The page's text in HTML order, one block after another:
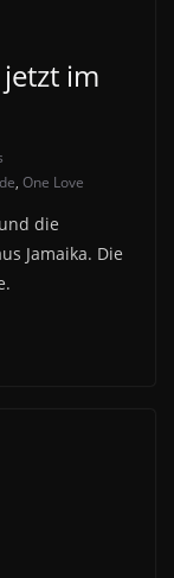
im
, One Love
die
Jamaika. Die